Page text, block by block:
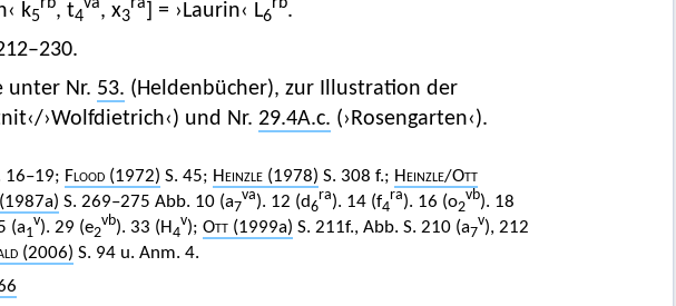
k5
rb, t4
va, x3
ra ] = ›Laurin‹ L6
rb.
unter Nr. 53. (Heldenbücher), zur Illustration der
›Wolfdietrich‹) und Nr. 29.4A.c. (›Rosengarten‹).
16–19; Flood(1972) S. 45; Heinzle(1978) S. 308 f.; Heinzle/Ott
S. 269–275 Abb. 10 (a7
va). 12 (d6
ra). 14 (f4
ra). 16 (o2
vb). 18
(a1
v). 29 (e2
vb). 33 (H 4
v); Ott(1999a) S. 211f., Abb. S. 210 (a7
v), 212
(2006) S. 94 u. Anm. 4.